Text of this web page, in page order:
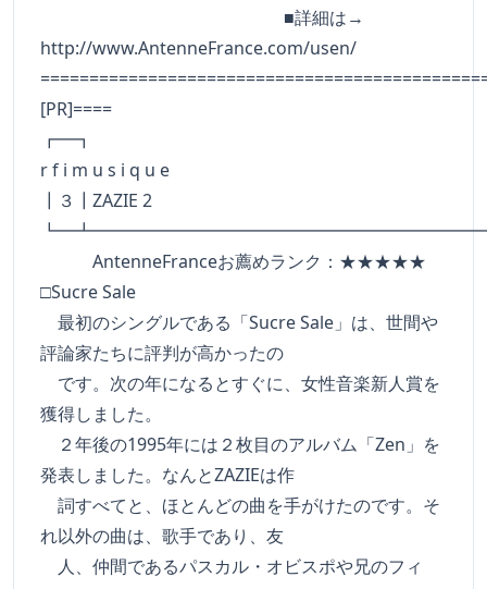
■詳細は→
http://www.AntenneFrance.com/usen/
[PR]====
r f i m u s i q u e
┃３┃ZAZIE 2
AntenneFranceお薦めランク：★★★★★
□Sucre Sale
最初のシングルである「Sucre Sale」は、世間や
評論家たちに評判が高かったの
です。次の年になるとすぐに、女性音楽新人賞を
獲得しました。
２年後の1995年には２枚目のアルバム「Zen」を
発表しました。なんとZAZIEは作
詞すべてと、ほとんどの曲を手がけたのです。そ
れ以外の曲は、歌手であり、友
人、仲間であるパスカル・オビスポや兄のフィ